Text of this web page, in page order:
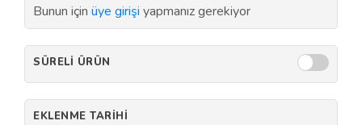
Bunun için üye girişi yapmanız gerekiyor
SÜRELI ÜRÜN
EKLENME TARIHI